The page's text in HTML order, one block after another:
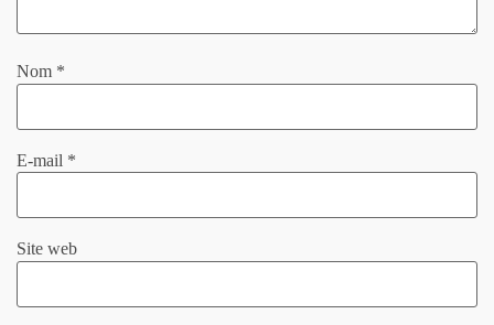
Nom *
E-mail *
Site web